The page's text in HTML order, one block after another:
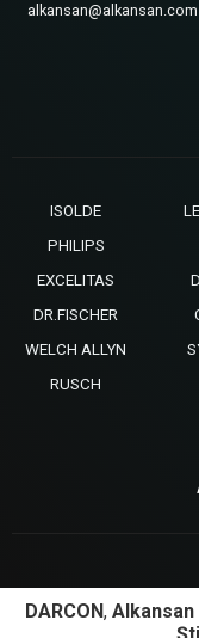
alkansan@alkansan.com
ISOLDE
PHILIPS
EXCELITAS
DR.FISCHER
WELCH ALLYN
RUSCH
DARCON, Alkansan